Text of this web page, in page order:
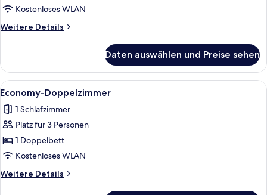
Einzelnutzung
Kostenloses WLAN
Weitere Details
Weitere
Doppelzimmer
zur
Einzelnutzung
Daten auswählen und Preise sehen
Alle
Fotos
für
Economy-
Doppelzimmer
anzeigen
Ein Hotelzimmer mit einem Bett,
4
Economy-Doppelzimmer
1 Schlafzimmer
Platz für 3 Personen
1 Doppelbett
Kostenloses WLAN
Weitere Details
Weitere